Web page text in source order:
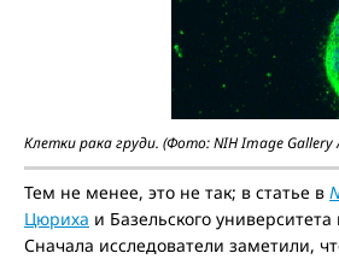
Клетки рака груди. (Фото: NIH Image Gallery
Тем не менее, это не так; в статье в
Цюриха и Базельского
Сначала исследователи заметили,